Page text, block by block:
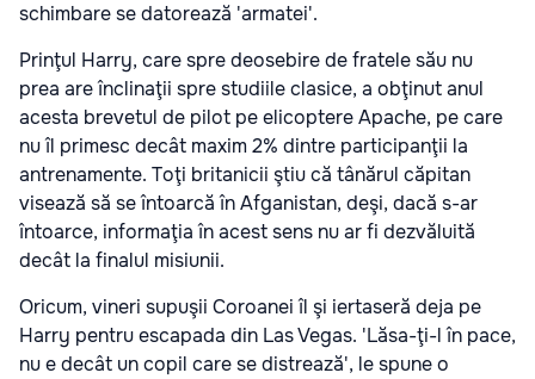
schimbare se datorează 'armatei'.
Prinţul Harry, care spre deosebire de fratele său nu
prea are înclinaţii spre studiile clasice, a obţinut anul
acesta brevetul de pilot pe elicoptere Apache, pe care
nu îl primesc decât maxim 2% dintre participanţii la
antrenamente. Toţi britanicii ştiu că tânărul căpitan
visează să se întoarcă în Afganistan, deşi, dacă s-ar
întoarce, informaţia în acest sens nu ar fi dezvăluită
decât la finalul misiunii.
Oricum, vineri supuşii Coroanei îl şi iertaseră deja pe
Harry pentru escapada din Las Vegas. 'Lăsa-ţi-l în pace,
nu e decât un copil care se distrează', le spune o